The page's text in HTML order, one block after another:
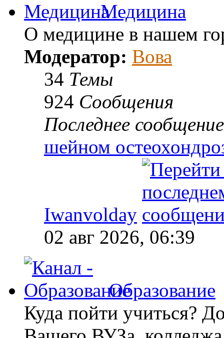
Медицина
О медицине в нашем
Модератор: Вова
34 Темы
924 Сообщения
Последнее сообщение
шейном
Iwanvolday
02 авг 2026, 06:39
Образование
Куда пойти учиться?